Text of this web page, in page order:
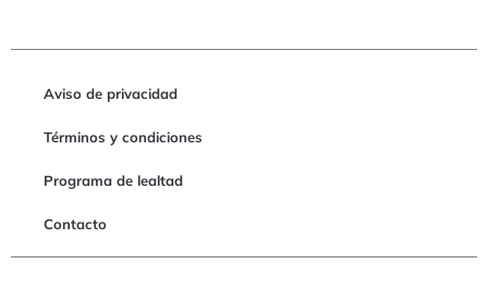
Aviso de privacidad
Términos y condiciones
Programa de lealtad
Contacto